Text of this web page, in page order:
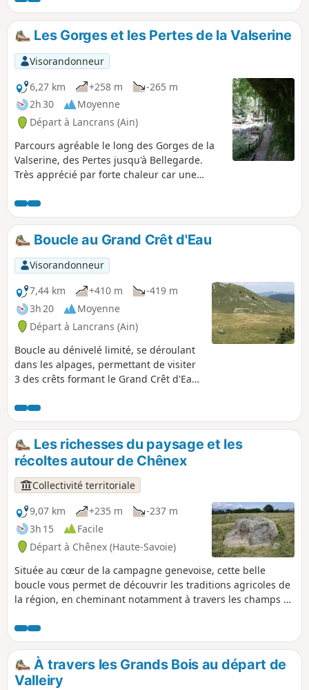
les Montagnes du Jura et le Parc Naturel Régional du Haut-
Jura. Le parcours, proposé ici, correspond à la seconde
moitié de l'itinéraire.
Les Gorges et les Pertes de la Valserine
Visorandonneur
6,27 km
+258 m
-265 m
2h 30
Moyenne
Départ à Lancrans (Ain)
Parcours agréable le long des Gorges de la
Valserine, des Pertes jusqu'à Bellegarde.
Très apprécié par forte chaleur car une
de la rivière. Attention un arrêté municipale
datant du 11 avril 2024 interdit de
poursuivre la randonnée au delà du point 5
le long des berges de la Valsorine
(passerelles condamnées fermées)
Boucle au Grand Crêt d'Eau
Visorandonneur
7,44 km
+410 m
-419 m
3h 20
Moyenne
Départ à Lancrans (Ain)
Boucle au dénivelé limité, se déroulant
dans les alpages, permettant de visiter
3 des crêts formant le Grand Crêt d'Eau
bénéficier de vues imprenables sur le
Genevois et les Alpes.
Les richesses du paysage et les
récoltes autour de Chênex
Collectivité territoriale
9,07 km
+235 m
-237 m
3h 15
Facile
Départ à Chênex (Haute-Savoie)
Située au cœur de la campagne genevoise, cette belle
boucle vous permet de découvrir les traditions agricoles de
la région, en cheminant notamment à travers les champs et
magnifique Bois aux Reynauds et profiterez de panoramas
surprenants sur les massifs environnants !
À travers les Grands Bois au départ de
Valleiry